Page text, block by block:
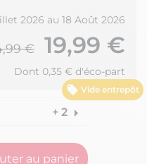
Vide entrepôt
2026 au 18 Août 2026
€ 19,99 €
Dont 0,35 € d'éco-part
+ 2 arrow_right
au panier